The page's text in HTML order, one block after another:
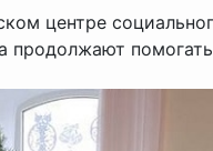
центре
продолжают